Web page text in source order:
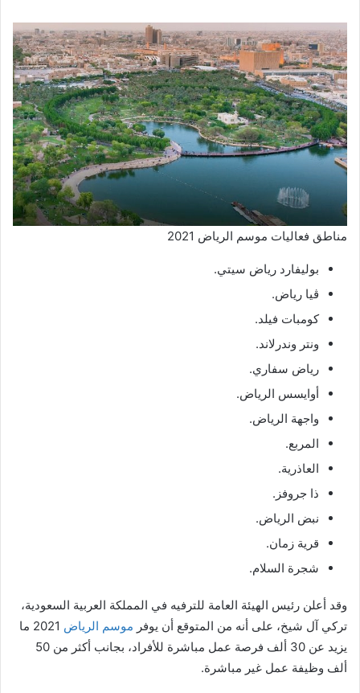
مناطق فعاليات موسم الرياض 2021
بوليفارد رياض سيتي.
ڤيا رياض.
كومبات فيلد.
ونتر وندرلاند.
رياض سفاري.
أوايسس الرياض.
واجهة الرياض.
المربع.
العاذرية.
ذا جروفز.
نبض الرياض.
قرية زمان.
شجرة السلام.
وقد أعلن رئيس الهيئة العامة للترفيه في المملكة العربية السعودية،
تركي آل شيخ، على أنه من المتوقع أن يوفر موسم الرياض
2021 ما
يزيد عن 30 ألف فرصة عمل مباشرة للأفراد، بجانب أكثر من 50
ألف وظيفة عمل غير مباشرة.